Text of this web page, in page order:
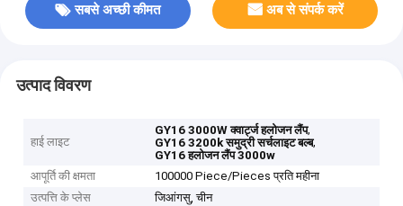
सबसे अच्छी कीमत अब से संपर्क करें
उत्पाद विवरण
हाई लाइट
GY16 3000W क्वार्ट्ज हलोजन लैंप,
GY16 3200k समुद्री सर्चलाइट बल्ब,
GY16 हलोजन लैंप 3000w
आपूर्ति की क्षमता
100000 Piece/Pieces प्रति महीना
उत्पत्ति के प्लेस
जिआंगसु, चीन